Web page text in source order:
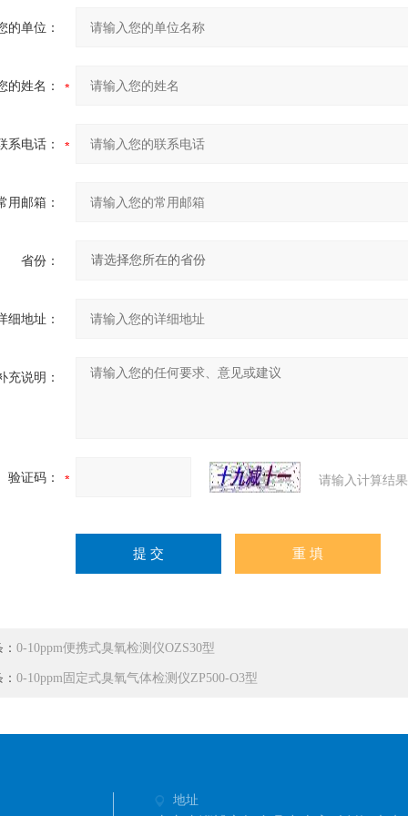
的单位：
的姓名：
系电话：
用邮箱：
省份：
细地址：
充说明：
验证码： 请输入计算结
0-10ppm便携式臭氧检测仪OZS30型
0-10ppm固定式臭氧气体检测仪ZP500-O3型
地址